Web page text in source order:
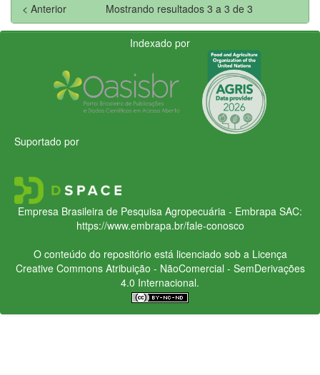
Mostrando resultados 3 a 3 de 3
< Anterior
Indexado por
Suportado por
Empresa Brasileira de Pesquisa Agropecuária - Embrapa SAC:
https://www.embrapa.br/fale-conosco
O conteúdo do repositório está licenciado sob a Licença
Creative CommonsAtribuição - NãoComercial - SemDerivações
4.0 Internacional.